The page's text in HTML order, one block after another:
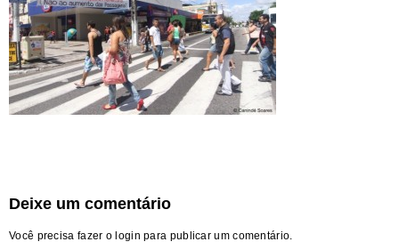
Deixe um comentário
Você precisa fazer o login para publicar um comentário.